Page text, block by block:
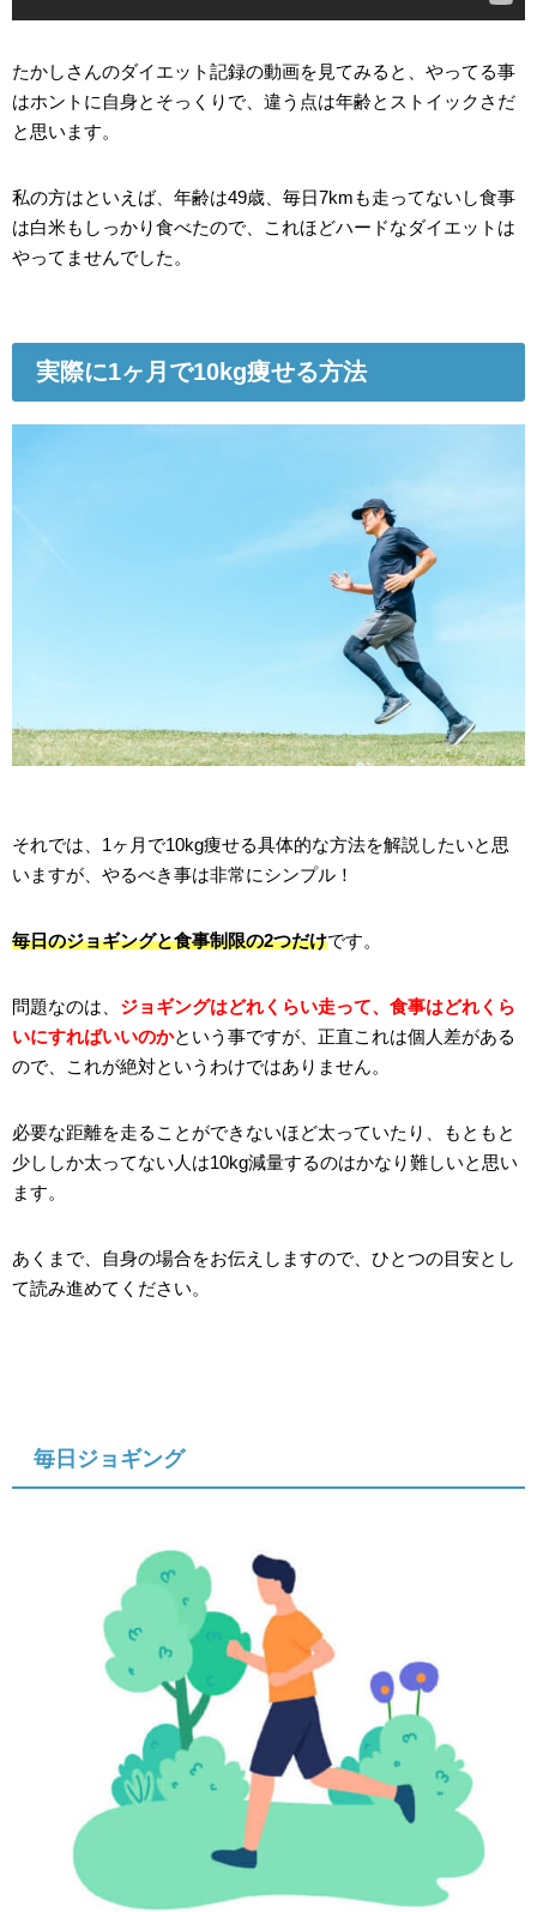
たかしさんのダイエット記録の動画を見てみると、やってる事
はホントに自身とそっくりで、違う点は年齢とストイックさだ
と思います。
私の方はといえば、年齢は49歳、毎日7kmも走ってないし食事
は白米もしっかり食べたので、これほどハードなダイエットは
やってませんでした。
実際に1ヶ月で10kg痩せる方法
それでは、1ヶ月で10kg痩せる具体的な方法を解説したいと思
いますが、やるべき事は非常にシンプル！
毎日のジョギングと食事制限の2つだけです。
問題なのは、 ジョギングはどれくらい走って、食事はどれくら
いにすればいいのかという事ですが、正直これは個人差がある
ので、これが絶対というわけではありません。
必要な距離を走ることができないほど太っていたり、もともと
少ししか太ってない人は10kg減量するのはかなり難しいと思い
ます。
あくまで、自身の場合をお伝えしますので、ひとつの目安とし
て読み進めてください。
毎日ジョギング